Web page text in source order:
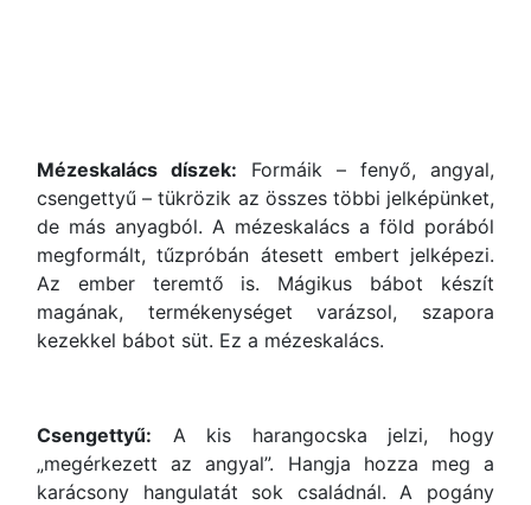
Mézeskalács díszek: Formáik – fenyő, angyal,
csengettyű – tükrözik az összes többi jelképünket,
de más anyagból. A mézeskalács a föld porából
megformált, tűzpróbán átesett embert jelképezi.
Az ember teremtő is. Mágikus bábot készít
magának, termékenységet varázsol, szapora
kezekkel bábot süt. Ez a mézeskalács.
Csengettyű: A kis harangocska jelzi, hogy
„megérkezett az angyal”. Hangja hozza meg a
karácsony hangulatát sok családnál. A pogány